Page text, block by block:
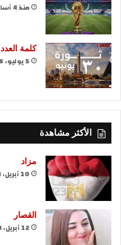
منذ 4 أسابيع
كلمة العدد 1477.. “”مصر تلاتين وثلاثون يونيو””
5 يوليو، 2026
الأكثر مشاهدة
مزاد
10 أبريل، 2023
القصار
12 أبريل، 2023